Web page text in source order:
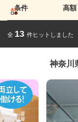
条件 高額
全 13 件ヒットしました
神奈川